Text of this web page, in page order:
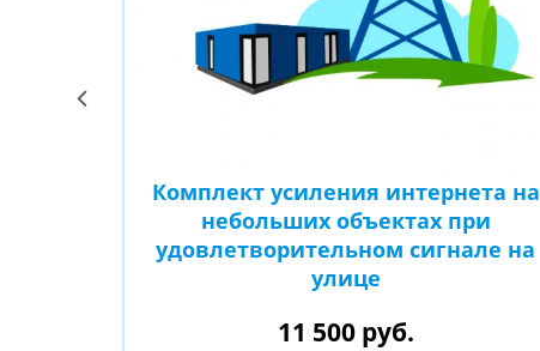
Комплект усиления интернета на
небольших объектах при
удовлетворительном сигнале на
улице
11 500 руб.